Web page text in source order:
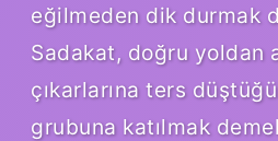
eğilmeden dik durmak
Sadakat, doğru yoldan
çıkarlarına ters
grubuna katılmak